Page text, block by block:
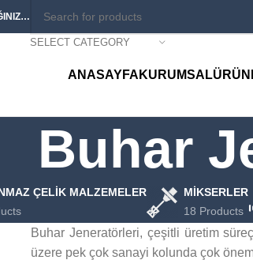
SELECT CATEGORY
ANASAYFA KURUMSAL
Buhar
ÇELIK MALZEMELER
MIKSERLER
18 Products
Buhar Jeneratörleri, çeşitli üretim
üzere pek çok sanayi kolunda çok